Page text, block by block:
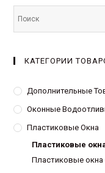
КАТЕГОРИИ
Дополнительные
Оконные
Пластиковые Окна
Пластиковые
Пластиковые окна